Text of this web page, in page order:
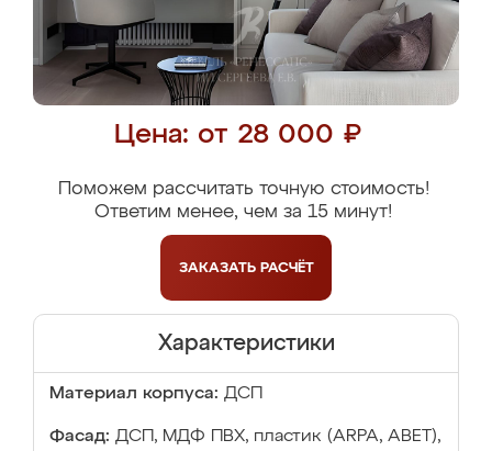
Цена: от 28 000 ₽
Поможем рассчитать точную стоимость!
Ответим менее, чем за 15 минут!
ЗАКАЗАТЬ РАСЧЁТ
Характеристики
Материал корпуса: ДСП
Фасад: ДСП, МДФ ПВХ, пластик (ARPA, ABET),